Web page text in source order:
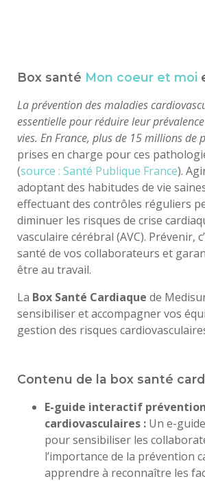
Box santé Mon coeur et moi
La prévention des maladies
essentielle pour réduire leur
vies. En France, plus de 15 millions de
prises en charge pour ces
(source : Santé Publique France).
adoptant des habitudes de vie
effectuant des contrôles réguliers
diminuer les risques de crise
vasculaire cérébral (AVC). Prévenir,
santé de vos collaborateurs et
être au travail.
La Box Santé Cardiaque de
sensibiliser et accompagner vos
gestion des risques
Contenu de la box santé
E-guide interactif
cardiovasculaires : Un e-
pour sensibiliser les
l’importance de la prévention
apprendre à reconnaître les